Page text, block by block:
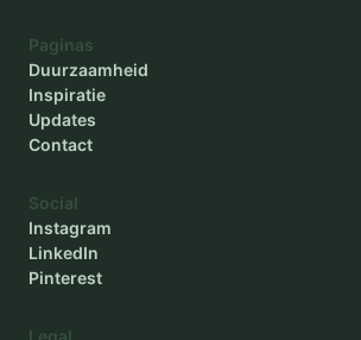
Paginas
Duurzaamheid
Inspiratie
Updates
Contact
Social
Instagram
LinkedIn
Pinterest
Legal